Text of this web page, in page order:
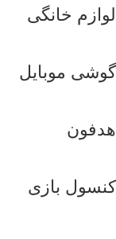
لوازم خانگی
گوشی موبایل
هدفون
کنسول بازی